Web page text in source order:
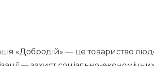
«Добродій» — це товариство